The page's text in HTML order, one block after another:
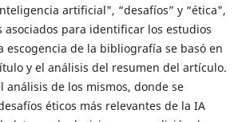
artificial", “desafíos” y “ética",
asociados para identificar los estudios
escogencia de la bibliografía se basó en
y el análisis del resumen del artículo.
análisis de los mismos, donde se
éticos más relevantes de la IA